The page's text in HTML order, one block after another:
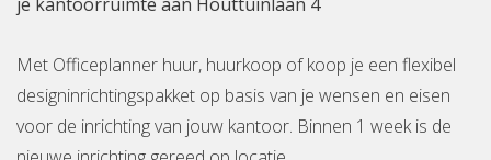
Met Officeplanner huur, huurkoop of koop je een flexibel
designinrichtingspakket op basis van je wensen en eisen
voor de inrichting van jouw kantoor. Binnen 1 week is de